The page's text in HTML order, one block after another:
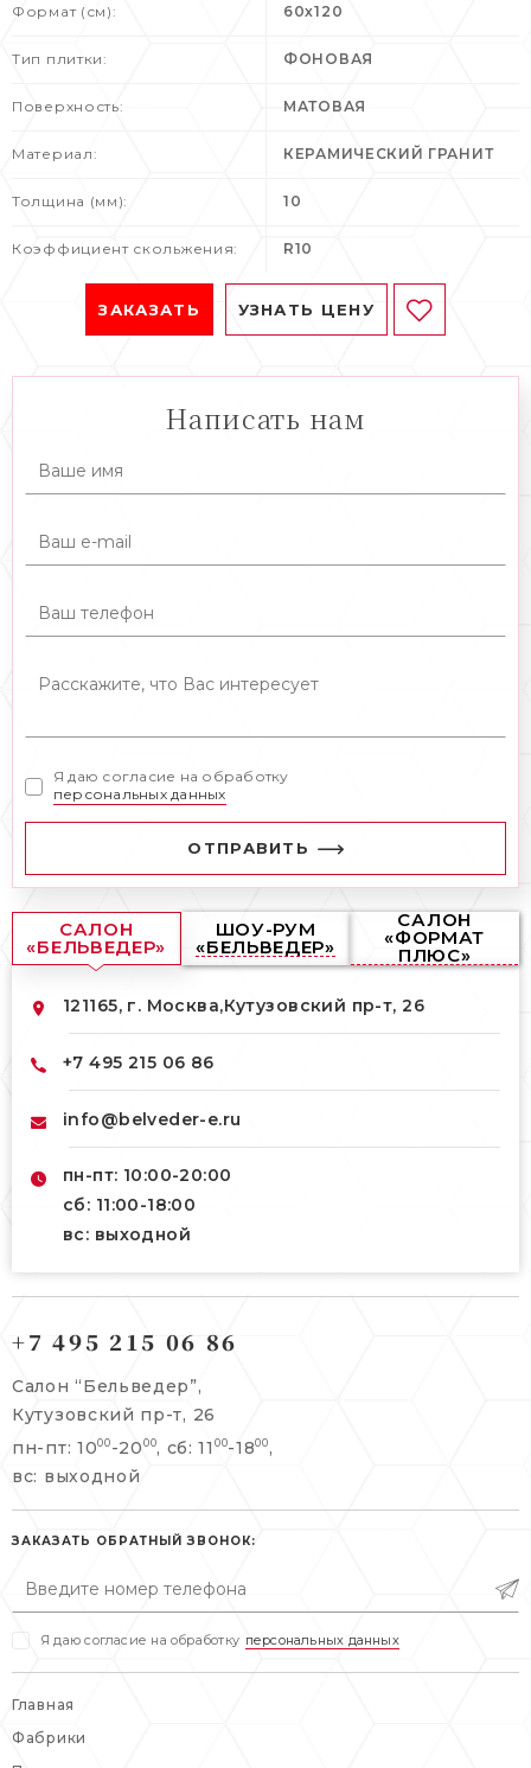
Формат (см): 60х120
Тип плитки: ФОНОВАЯ
Поверхность: МАТОВАЯ
Материал: КЕРАМИЧЕСКИЙ ГРАНИТ
Толщина (мм): 10
Коэффициент скольжения: R10
ЗАКАЗАТЬ УЗНАТЬ ЦЕНУ
Написать нам
Я даю согласие на обработку
персональных данных
ОТПРАВИТЬ
САЛОН
«БЕЛЬВЕДЕР»
ШОУ-РУМ
«БЕЛЬВЕДЕР»
САЛОН
«ФОРМАТ
ПЛЮС»
121165, г. Москва,Кутузовский пр-т, 26
+7 495 215 06 86
info@belveder-e.ru
пн-пт: 10:00-20:00
сб: 11:00-18:00
вс: выходной
info@belveder-e.ru
пн-пт: 10:00-20:00
сб, вс: выходной
Берсеневский переулок, 3/10с7
+7 495 477 45 43
info@belveder-e.ru
пн-пт: 10:00-19:00
сб: выходной
+7 495 215 06 86
Салон “Бельведер”,
Кутузовский пр-т, 26
пн-пт: 1000 -20 00, сб: 11 00-1800 ,
вс: выходной
ЗАКАЗАТЬ ОБРАТНЫЙ ЗВОНОК:
Я даю согласие на обработку персональных данных
Главная
Фабрики